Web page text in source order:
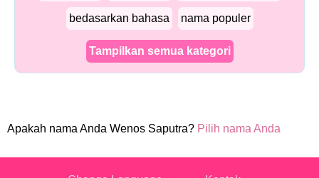
bedasarkan bahasa nama populer
Tampilkan semua kategori
Apakah nama Anda Wenos Saputra? Pilih nama Anda